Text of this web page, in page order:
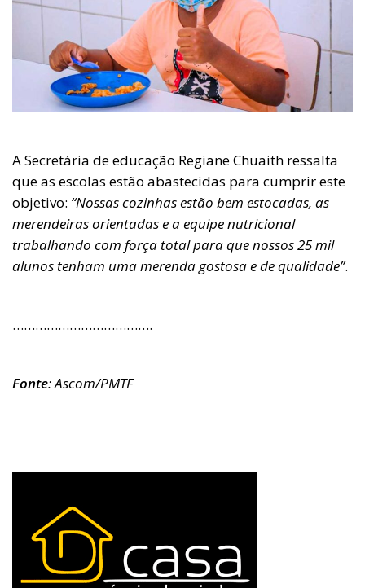
A Secretária de educação Regiane Chuaith ressalta
que as escolas estão abastecidas para cumprir este
objetivo: “Nossas cozinhas estão bem estocadas, as
merendeiras orientadas e a equipe nutricional
trabalhando com força total para que nossos 25 mil
alunos tenham uma merenda gostosa e de qualidade”.
……………………………….
Fonte: Ascom/PMTF